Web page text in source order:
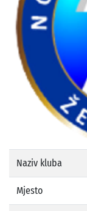
Naziv kluba
Mjesto